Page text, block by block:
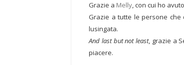
Grazie a Melly, con cui ho
Grazie a tutte le persone che
lusingata.
And last but not least, grazie a
piacere.